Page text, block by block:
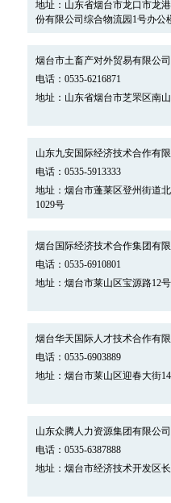
地址：山东省烟台市龙口市龙
份有限公司综合物流园1号办公
烟台市土畜产对外贸易有限公司
电话：0535-6216871
地址：山东省烟台市芝罘区南
山东九安国际经济技术合作有限
电话：0535-5913333
地址：烟台市蓬莱区登州街道
1029号
烟台国际经济技术合作集团有限
电话：0535-6910801
地址：烟台市莱山区宝源路12号
烟台华天国际人才技术合作有限
电话：0535-6903889
地址：烟台市莱山区迎春大街
山东众腾人力资源集团有限公司
电话：0535-6387888
地址：烟台市经济技术开发区